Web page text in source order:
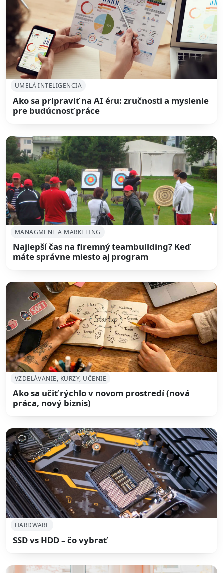
UMELÁ INTELIGENCIA
Ako sa pripraviť na AI éru: zručnosti a myslenie
pre budúcnosť práce
MANAGMENT A MARKETING
Najlepší čas na firemný teambuilding? Keď
máte správne miesto aj program
VZDELÁVANIE, KURZY, UČENIE
Ako sa učiť rýchlo v novom prostredí (nová
práca, nový biznis)
HARDWARE
SSD vs HDD – čo vybrať